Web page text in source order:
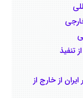
تنفیذ
از خارج از